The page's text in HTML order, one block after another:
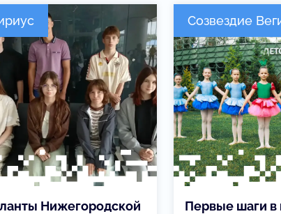
Нижегородской
Созвездие
Первые шаги в